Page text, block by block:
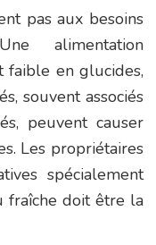
pas aux besoins
alimentation
faible en glucides,
souvent associés
peuvent causer
Les propriétaires
spécialement
fraîche doit être la